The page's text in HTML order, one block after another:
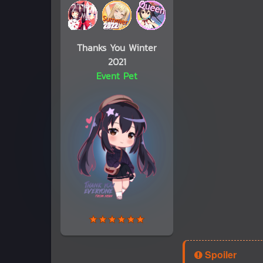
Thanks You Winter
2021
Event Pet
Spoiler